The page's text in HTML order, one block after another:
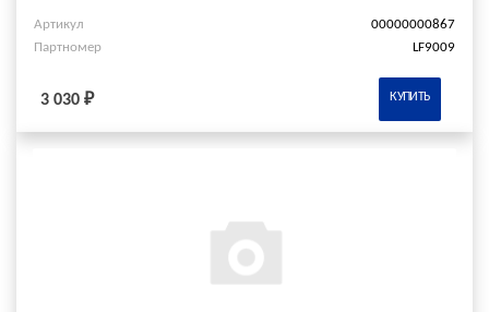
Артикул
00000000867
Партномер
LF9009
3 030 ₽ КУПИТЬ